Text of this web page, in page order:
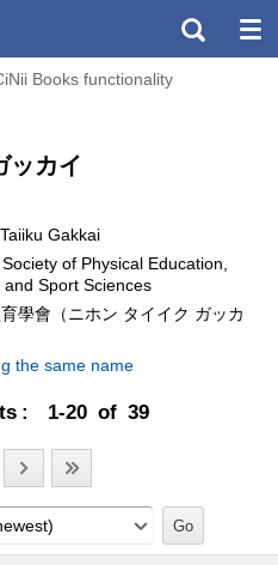
Books functionality
ッカイ
Gakkai
of Physical Education,
and Sport Sciences
學會（ニホン タイイク ガッカ
the same name
1-20 of 39